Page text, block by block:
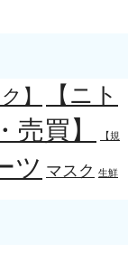
】
【ニト
売買】 【規
ツ マスク 生鮮